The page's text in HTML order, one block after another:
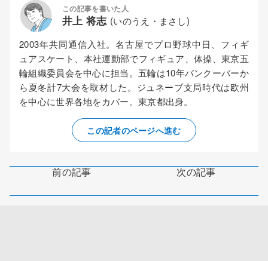
この記事を書いた人
井上 将志 (いのうえ・まさし)
2003年共同通信入社。名古屋でプロ野球中日、フィギ
ュアスケート、本社運動部でフィギュア、体操、東京五
輪組織委員会を中心に担当。五輪は10年バンクーバーか
ら夏冬計7大会を取材した。ジュネーブ支局時代は欧州
を中心に世界各地をカバー。東京都出身。
この記者のページへ進む
前の記事 次の記事